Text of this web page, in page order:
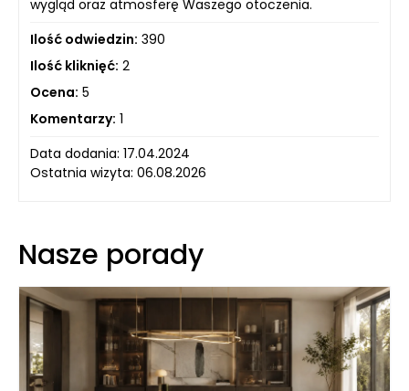
wygląd oraz atmosferę Waszego otoczenia.
Ilość odwiedzin: 390
Ilość kliknięć: 2
Ocena: 5
Komentarzy: 1
Data dodania: 17.04.2024
Ostatnia wizyta: 06.08.2026
Nasze porady